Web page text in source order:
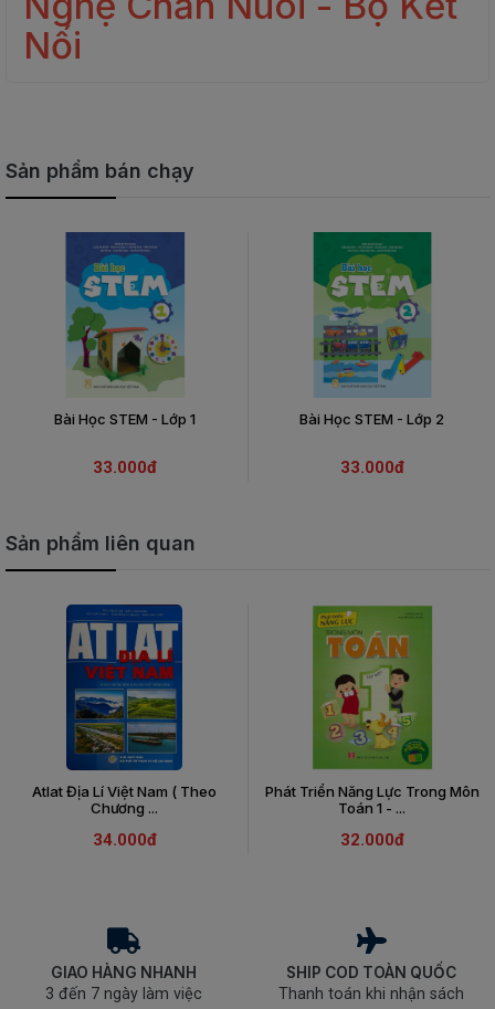
Nối
Sản phẩm bán chạy
Bài Học STEM - Lớp 1
33.000đ
Bài Học STEM - Lớp 2
33.000đ
Sản phẩm liên quan
Atlat Địa Lí Việt Nam ( Theo
Chương ...
34.000đ
Phát Triển Năng Lực Trong Môn
Toán 1 - ...
32.000đ
GIAO HÀNG NHANH
3 đến 7 ngày làm việc
SHIP COD TOÀN QUỐC
Thanh toán khi nhận sách